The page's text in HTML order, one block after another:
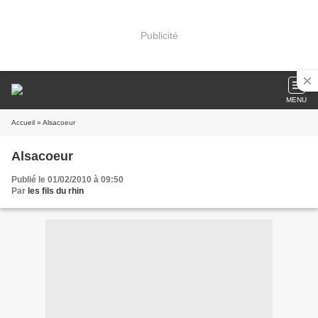
Publicité
MENU
Accueil » Alsacoeur
Alsacoeur
Publié le 01/02/2010 à 09:50
Par les fils du rhin